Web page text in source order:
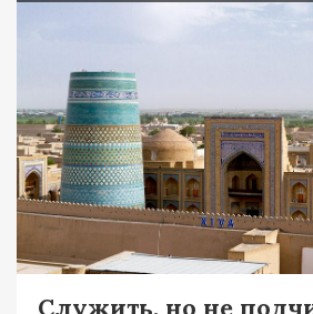
Служить, но не